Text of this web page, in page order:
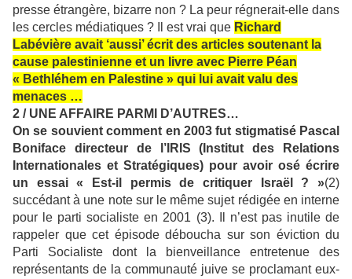
presse étrangère, bizarre non ? La peur régnerait-elle dans
les cercles médiatiques ? Il est vrai que Richard
Labévière avait ‘aussi’ écrit des articles soutenant la
cause palestinienne et un livre avec Pierre Péan
« Bethléhem en Palestine » qui lui avait valu des
menaces …
2 / UNE AFFAIRE PARMI D’AUTRES…
On se souvient comment en 2003 fut stigmatisé Pascal
Boniface directeur de l’IRIS (Institut des Relations
Internationales et Stratégiques) pour avoir osé écrire
un essai « Est-il permis de critiquer Israël ? »(2)
succédant à une note sur le même sujet rédigée en interne
pour le parti socialiste en 2001 (3). Il n’est pas inutile de
rappeler que cet épisode déboucha sur son éviction du
Parti Socialiste dont la bienveillance entretenue des
représentants de la communauté juive se proclamant eux-